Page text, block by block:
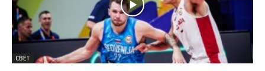
СВЕТ